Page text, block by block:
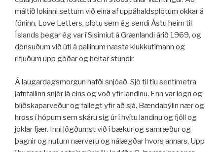
máltíð lokinni settum við eina af uppáhaldsplötum okkar á
fóninn, Love Letters, plötu sem ég sendi Ástu heim til
Íslands þegar ég var í Sisimiut á Grænlandi árið 1969, og
dönsuðum við úti á pallinum næsta klukkutímann og
rifjuðum upp góðar og heitar stundir.
Á laugardagsmorgun hafði snjóað. Sjö til tíu sentímetra
jafnfallinn snjór lá eins og voð yfir landinu. Enn var logn og
blíðskaparveður og fallegt yfir að sjá. Bændabýlin nær og
hross í hópum sem skáru sig úr í hvítu landinu og fjöll og
jöklar fjær. Inni lögðumst við í bækur og samræður og
þagnir og nutum nærveru og nálægðar hvors annars. Upp